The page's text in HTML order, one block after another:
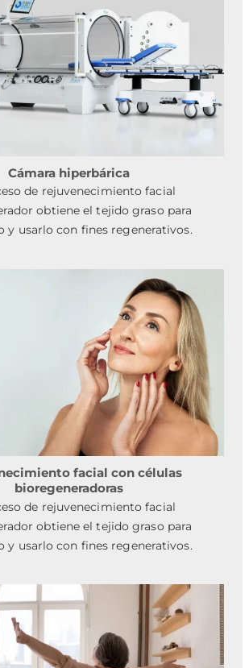
Cámara hiperbárica
de rejuvenecimiento facial
obtiene el tejido graso para
y usarlo con fines regenerativos.
facial con células
bioregeneradoras
de rejuvenecimiento facial
obtiene el tejido graso para
y usarlo con fines regenerativos.